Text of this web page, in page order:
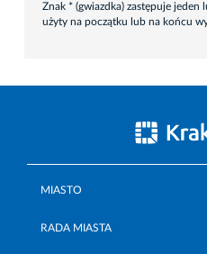
Znak * (gwiazdka) zastępuje jeden
użyty na początku lub na końcu
MIASTO
RADA MIASTA